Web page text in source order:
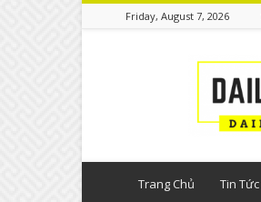
Friday, August 7, 2026
thông
Trang Chủ Tin Tức